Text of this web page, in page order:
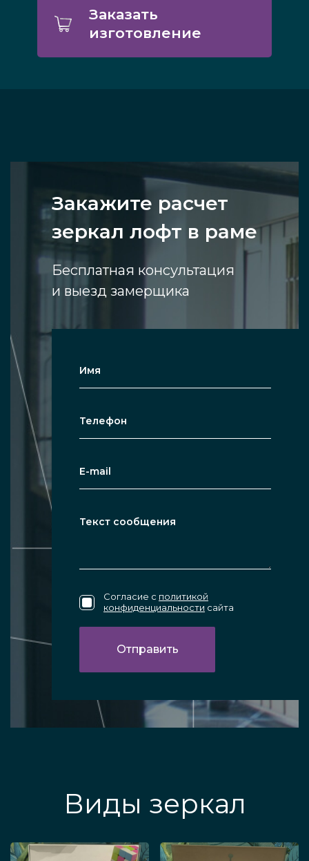
Заказать
изготовление
Закажите расчет
зеркал лофт в раме
Бесплатная консультация
и выезд замерщика
Согласие с политикой
конфиденциальности сайта
Виды зеркал